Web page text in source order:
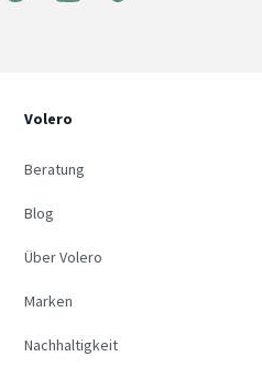
Volero
Beratung
Blog
Über Volero
Marken
Nachhaltigkeit